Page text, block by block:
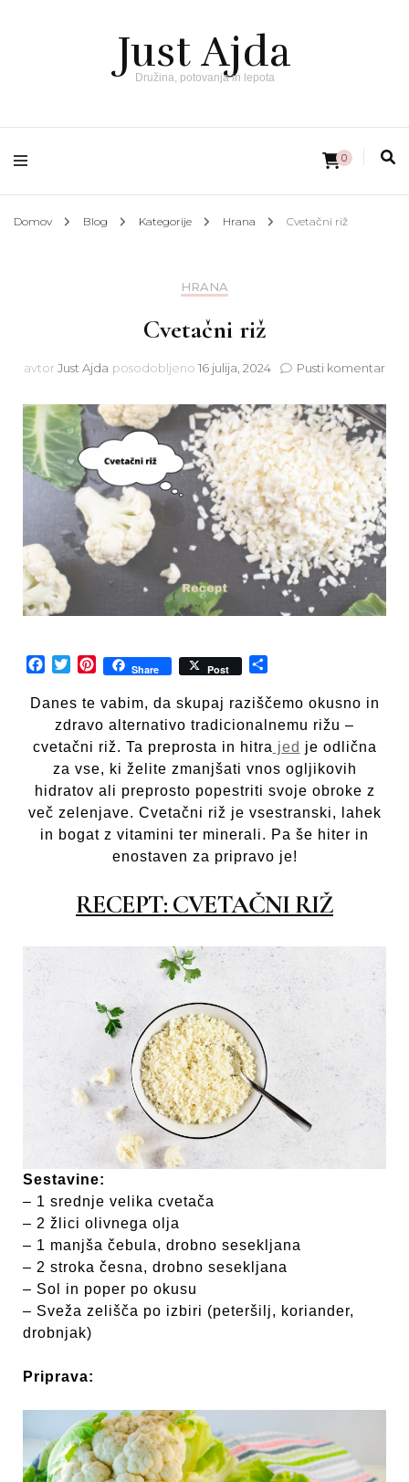
Just Ajda
Družina, potovanja in lepota
0
Domov Blog Kategorije Hrana Cvetačni riž
HRANA
Cvetačni riž
avtor Just Ajda posodobljeno 16 julija, 2024 Pusti komentarna
riž
Facebook
TwitterPinterest
Share Post
Danes te vabim, da skupaj raziščemo okusno in
zdravo alternativo tradicionalnemu rižu –
cvetačni riž. Ta preprosta in hitra jed je odlična
za vse, ki želite zmanjšati vnos ogljikovih
hidratov ali preprosto popestriti svoje obroke z
več zelenjave. Cvetačni riž je vsestranski, lahek
in bogat z vitamini ter minerali. Pa še hiter in
enostaven za pripravo je!
RECEPT: CVETAČNI RIŽ
Sestavine:
– 1 srednje velika cvetača
– 2 žlici olivnega olja
– 1 manjša čebula, drobno sesekljana
– 2 stroka česna, drobno sesekljana
– Sol in poper po okusu
– Sveža zelišča po izbiri (peteršilj, koriander,
drobnjak)
Priprava: